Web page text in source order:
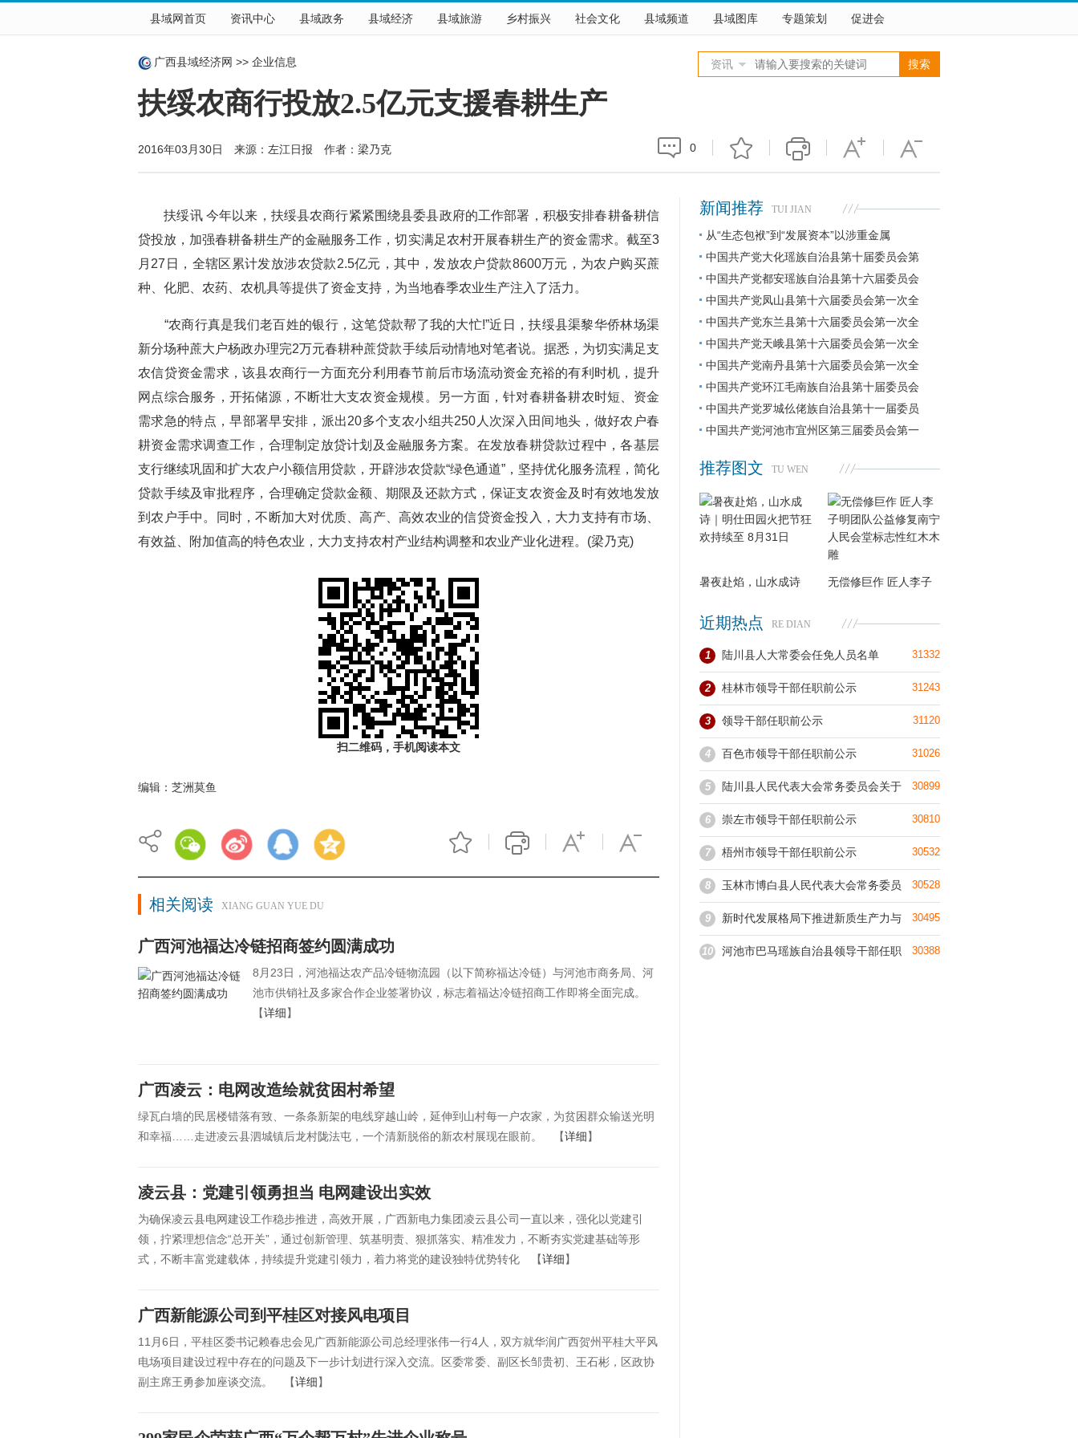
县域网首页 资讯中心 县域政务 县域经济 县域旅游 乡村振兴 社会文化 县域频道 县域图库 专题策划 促进会
广西县域经济网 >> 企业信息
扶绥农商行投放2.5亿元支援春耕生产
资讯
2016年03月30日 来源： 左江日报 作者：梁乃克 0
扶绥讯 今年以来，扶绥县农商行紧紧围绕县委县政府的工作部署，积极安排春耕备耕信
贷投放，加强春耕备耕生产的金融服务工作，切实满足农村开展春耕生产的资金需求。截至3
月27日，全辖区累计发放涉农贷款2.5亿元，其中，发放农户贷款8600万元，为农户购买蔗
种、化肥、农药、农机具等提供了资金支持，为当地春季农业生产注入了活力。
“农商行真是我们老百姓的银行，这笔贷款帮了我的大忙!”近日，扶绥县渠黎华侨林场渠
新分场种蔗大户杨政办理完2万元春耕种蔗贷款手续后动情地对笔者说。据悉，为切实满足支
农信贷资金需求，该县农商行一方面充分利用春节前后市场流动资金充裕的有利时机，提升
网点综合服务，开拓储源，不断壮大支农资金规模。另一方面，针对春耕备耕农时短、资金
需求急的特点，早部署早安排，派出20多个支农小组共250人次深入田间地头，做好农户春
耕资金需求调查工作，合理制定放贷计划及金融服务方案。在发放春耕贷款过程中，各基层
支行继续巩固和扩大农户小额信用贷款，开辟涉农贷款“绿色通道”，坚持优化服务流程，简化
贷款手续及审批程序，合理确定贷款金额、期限及还款方式，保证支农资金及时有效地发放
到农户手中。同时，不断加大对优质、高产、高效农业的信贷资金投入，大力支持有市场、
有效益、附加值高的特色农业，大力支持农村产业结构调整和农业产业化进程。(梁乃克)
扫二维码，手机阅读本文
编辑：芝洲莫鱼
相关阅读 XIANG GUAN YUE DU
广西河池福达冷链招商签约圆满成功
8月23日，河池福达农产品冷链物流园（以下简称福达冷链）与河池市商务局、河
池市供销社及多家合作企业签署协议，标志着福达冷链招商工作即将全面完成。
【详细】
广西凌云：电网改造绘就贫困村希望
绿瓦白墙的民居楼错落有致、一条条新架的电线穿越山岭，延伸到山村每一户农家，为贫困群众输送光明
和幸福……走进凌云县泗城镇后龙村陇法屯，一个清新脱俗的新农村展现在眼前。 【详细】
凌云县：党建引领勇担当 电网建设出实效
为确保凌云县电网建设工作稳步推进，高效开展，广西新电力集团凌云县公司一直以来，强化以党建引
领，拧紧理想信念“总开关”，通过创新管理、筑基明责、狠抓落实、精准发力，不断夯实党建基础等形
式，不断丰富党建载体，持续提升党建引领力，着力将党的建设独特优势转化 【详细】
广西新能源公司到平桂区对接风电项目
11月6日，平桂区委书记赖春忠会见广西新能源公司总经理张伟一行4人，双方就华润广西贺州平桂大平风
电场项目建设过程中存在的问题及下一步计划进行深入交流。区委常委、副区长邹贵初、王石彬，区政协
副主席王勇参加座谈交流。 【详细】
新闻推荐 TUI JIAN
从“生态包袱”到“发展资本”以涉重金属
中国共产党大化瑶族自治县第十届委员会第
中国共产党都安瑶族自治县第十六届委员会
中国共产党凤山县第十六届委员会第一次全
中国共产党东兰县第十六届委员会第一次全
中国共产党天峨县第十六届委员会第一次全
中国共产党南丹县第十六届委员会第一次全
中国共产党环江毛南族自治县第十届委员会
中国共产党罗城仫佬族自治县第十一届委员
中国共产党河池市宜州区第三届委员会第一
推荐图文 TU WEN
暑夜赴焰，山水成诗 无偿修巨作 匠人李子
近期热点 RE DIAN
1 陆川县人大常委会任免人员名单 31332
2 桂林市领导干部任职前公示 31243
3 领导干部任职前公示 31120
4 百色市领导干部任职前公示 31026
5 陆川县人民代表大会常务委员会关于 30899
6 崇左市领导干部任职前公示 30810
7 梧州市领导干部任职前公示 30532
8 玉林市博白县人民代表大会常务委员 30528
9 新时代发展格局下推进新质生产力与 30495
10 河池市巴马瑶族自治县领导干部任职 30388